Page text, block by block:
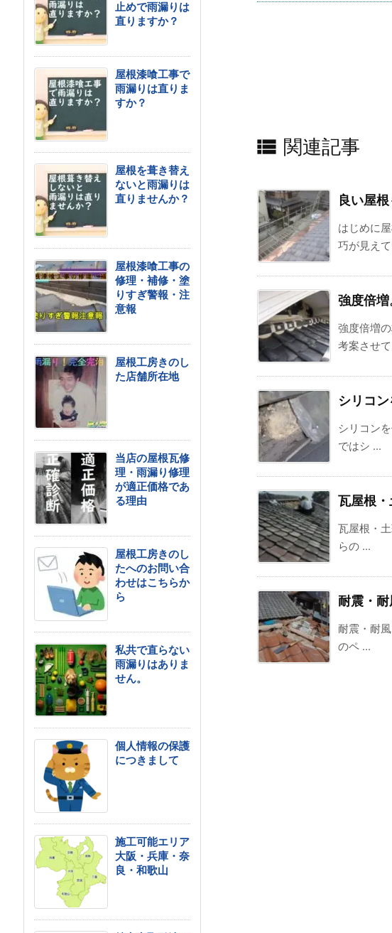
 関連記事
良い屋
はじめに
巧が見え
強度倍増
強度倍増
考案させ
シリコ
シリコン
ではシ ...
瓦屋根
瓦屋根・
らの ...
耐震・
耐震・耐
のペ ...
止めで雨漏りは
直りますか？
屋根漆喰工事で
雨漏りは直りま
すか？
屋根を葺き替え
ないと雨漏りは
直りませんか？
屋根漆喰工事の
修理・補修・塗
りすぎ警報・注
意報
屋根工房きのし
た店舗所在地
当店の屋根瓦修
理・雨漏り修理
が適正価格であ
る理由
屋根工房きのし
たへのお問い合
わせはこちらか
ら
私共で直らない
雨漏りはありま
せん。
個人情報の保護
につきまして
施工可能エリア
大阪・兵庫・奈
良・和歌山